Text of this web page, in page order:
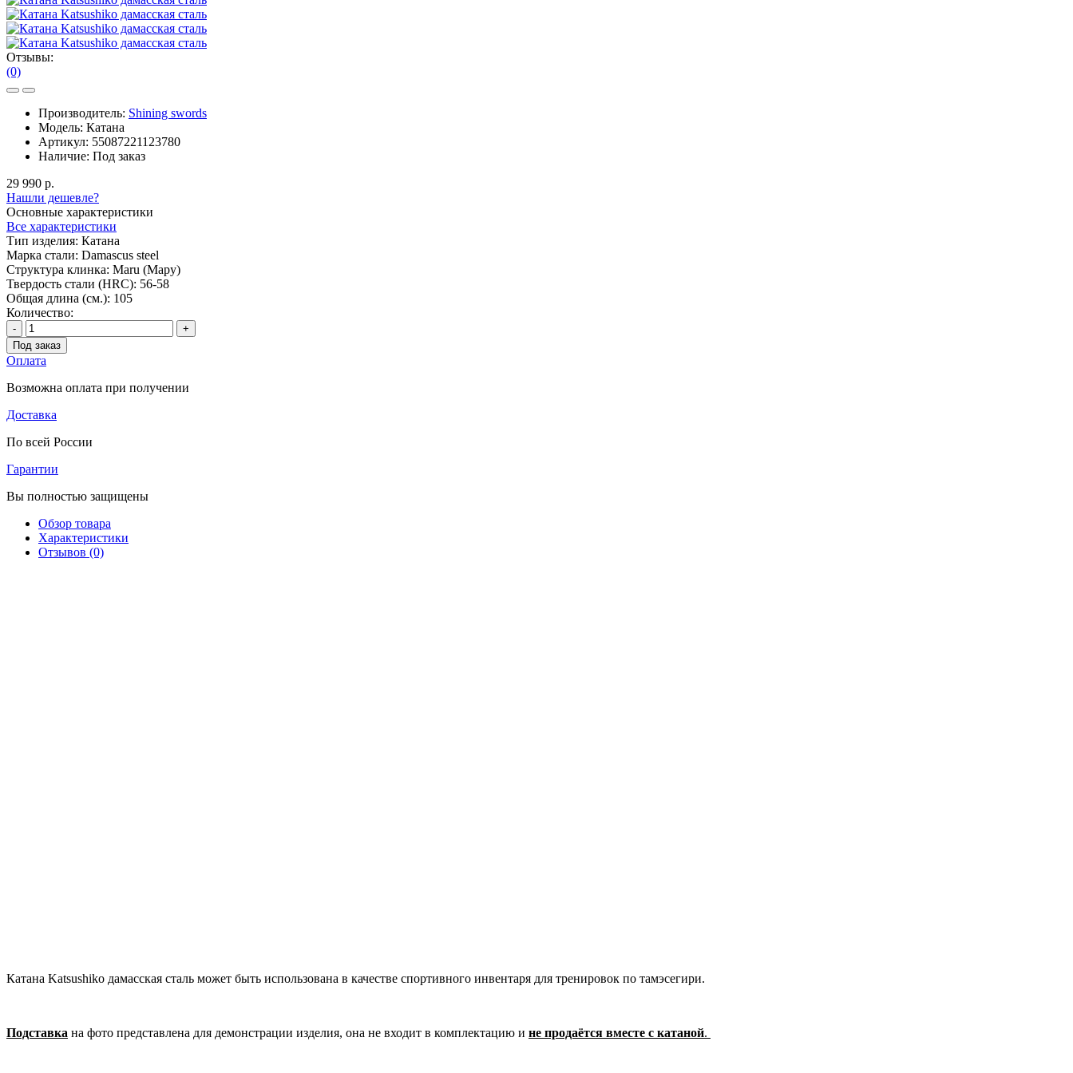
Отзывы:
(0)
Производитель: Shining swords
Модель: Катана
Артикул: 55087221123780
Наличие: Под заказ
29 990 р.
Нашли дешевле?
Основные характеристики
Все характеристики
Тип изделия: Катана
Марка стали: Damascus steel
Структура клинка: Maru (Мару)
Твердость стали (HRC): 56-58
Общая длина (см.): 105
Количество:
-
+
Под заказ
Оплата
Возможна оплата при получении
Доставка
По всей России
Гарантии
Вы полностью защищены
Обзор товара
Характеристики
Отзывов (0)
Катана Katsushiko дамасская сталь может быть использована в качестве спортивного инвентаря для тренировок по тамэсегири.
Подставка на фото представлена для демонстрации изделия, она не входит в комплектацию и не продаётся вместе с катаной.